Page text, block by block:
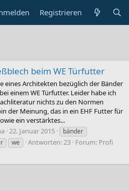
Registrieren
beim WE Türfutter
eines Architekten bezüglich der Bänder
einem WE Türfutter. Leider habe ich
nichts zu den Normen
der Meinung, das in ein EHF Futter für
ein verstärktes...
22. Januar 2015
bänder
we Antworten: 23 Forum: Profi